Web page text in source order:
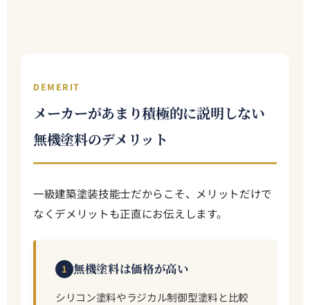
DEMERIT
メーカーがあまり積極的に説明しない
無機塗料のデメリット
一級建築塗装技能士だからこそ、メリットだけで
なくデメリットも正直にお伝えします。
1 無機塗料は価格が高い
シリコン塗料やラジカル制御型塗料と比較